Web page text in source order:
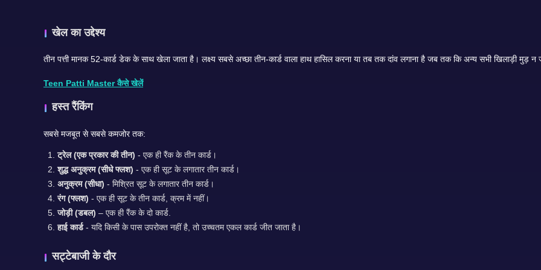
खेल का उद्देश्य
तीन पत्ती मानक 52-कार्ड डेक के साथ खेला जाता है। लक्ष्य सबसे अच्छा तीन-कार्ड वाला हाथ हासिल करना या तब तक दांव लगाना है जब तक कि अन्य सभी खिलाड़ी
Teen Patti Master कैसे खेलें
हस्त रैंकिंग
सबसे मजबूत से सबसे कमजोर तक:
ट्रेल (एक प्रकार की तीन) - एक ही रैंक के तीन कार्ड।
शुद्ध अनुक्रम (सीधे फ्लश) - एक ही सूट के लगातार तीन कार्ड।
अनुक्रम (सीधा) - मिश्रित सूट के लगातार तीन कार्ड।
रंग (फ्लश) - एक ही सूट के तीन कार्ड, क्रम में नहीं।
जोड़ी (डबल) – एक ही रैंक के दो कार्ड.
हाई कार्ड- यदि किसी के पास उपरोक्त नहीं है, तो उच्चतम एकल कार्ड जीत जाता है।
सट्टेबाजी के दौर